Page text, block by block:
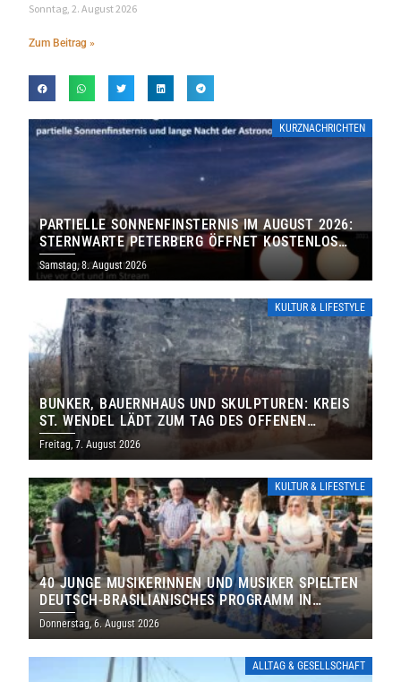
Sonntag, 2. August 2026
Zum Beitrag »
KURZNACHRICHTEN
PARTIELLE SONNENFINSTERNIS IM AUGUST 2026:
STERNWARTE PETERBERG ÖFFNET KOSTENLOS
IHRE TORE
Samstag, 8. August 2026
KULTUR & LIFESTYLE
BUNKER, BAUERNHAUS UND SKULPTUREN: KREIS
ST. WENDEL LÄDT ZUM TAG DES OFFENEN
DENKMALS EIN
Freitag, 7. August 2026
KULTUR & LIFESTYLE
40 JUNGE MUSIKERINNEN UND MUSIKER SPIELTEN
DEUTSCH-BRASILIANISCHES PROGRAMM IN
THOLEY
Donnerstag, 6. August 2026
ALLTAG & GESELLSCHAFT